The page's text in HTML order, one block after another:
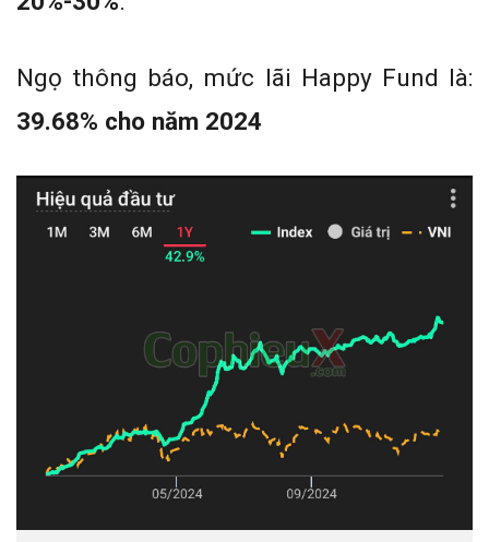
Ngọ thông báo, mức lãi Happy Fund là:
39.68% cho năm 2024